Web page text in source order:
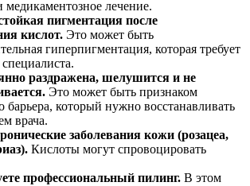
лечение.
пигментация после
кислот. Это может быть
гиперпигментация, которая требует
раздражена, шелушится и не
Это может быть признаком
барьера, который нужно восстанавливать
врача.
заболевания кожи (розацеа,
Кислоты могут спровоцировать
профессиональный пилинг. В этом